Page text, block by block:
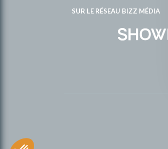
SUR LE RÉSEAU BIZZ MÉDIA